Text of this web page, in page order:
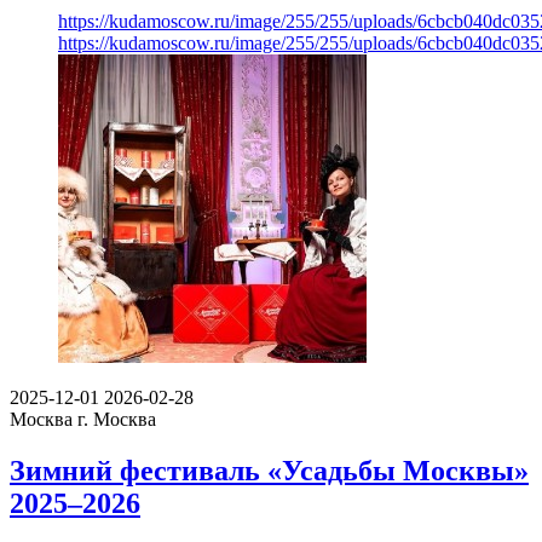
https://kudamoscow.ru/image/255/255/uploads/
https://kudamoscow.ru/image/255/255/uploads/
2025-12-01 2026-02-28
Москва г. Москва
Зимний фестиваль «Усадьбы Москвы»
2025–2026